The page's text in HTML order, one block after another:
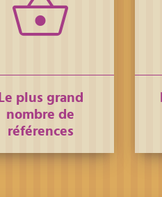
Le plus grand
nombre de
références